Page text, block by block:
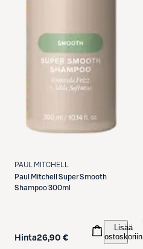
PAUL MITCHELL
Paul Mitchell
Super Smooth
Shampoo 300ml
Hinta26,90 €
Lisää
ostoskoriin